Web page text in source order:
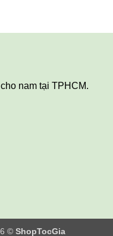
nam tại TPHCM.
© ShopTocGia